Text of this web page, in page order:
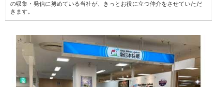
の収集・発信に努めている当社が、きっとお役に立つ仲介をさせていただ
きます。